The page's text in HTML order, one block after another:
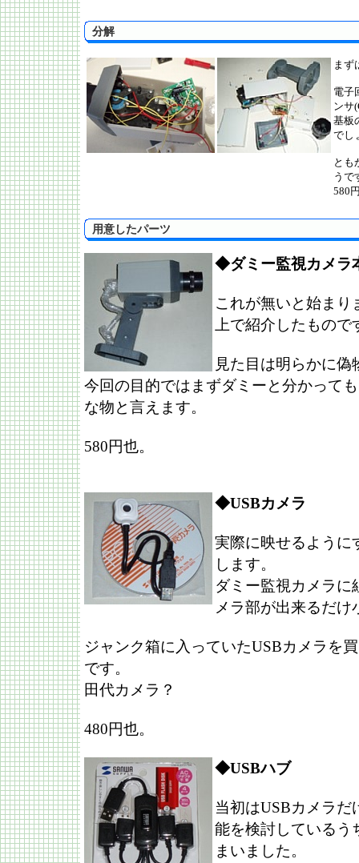
分解
まず
電子
ンサ
基板
でし
とも
うで
580
用意したパーツ
◆ダミー監視カメラ
これが無いと始まり
上で紹介したもので
見た目は明らかに
今回の目的ではまずダミーと分かって
な物と言えます。
580円也。
◆USBカメラ
実際に映せるように
します。
ダミー監視カメラに
メラ部が出来るだ
ジャンク箱に入っていたUSBカメラを
です。
田代カメラ？
480円也。
◆USBハブ
当初はUSBカメラだ
能を検討しているう
まいました。